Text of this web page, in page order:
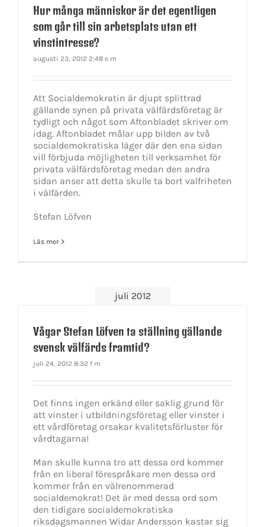
Hur många människor är det egentligen
som går till sin arbetsplats utan ett
vinstintresse?
augusti 23, 2012 2:48 e m
Att Socialdemokratin är djupt splittrad
gällande synen på privata välfärdsföretag är
tydligt och något som Aftonbladet skriver om
idag. Aftonbladet målar upp bilden av två
socialdemokratiska läger där den ena sidan
vill förbjuda möjligheten till verksamhet för
privata välfärdsföretag medan den andra
sidan anser att detta skulle ta bort valfriheten
i välfärden.
Stefan Löfven
Läs mer
juli 2012
Vågar Stefan Löfven ta ställning gällande
svensk välfärds framtid?
juli 24, 2012 8:32 f m
Det finns ingen erkänd eller saklig grund för
att vinster i utbildningsföretag eller vinster i
ett vårdföretag orsakar kvalitetsförluster för
vårdtagarna!
Man skulle kunna tro att dessa ord kommer
från en liberal förespråkare men dessa ord
kommer från en välrenommerad
socialdemokrat! Det är med dessa ord som
den tidigare socialdemokratiska
riksdagsmannen Widar Andersson kastar sig